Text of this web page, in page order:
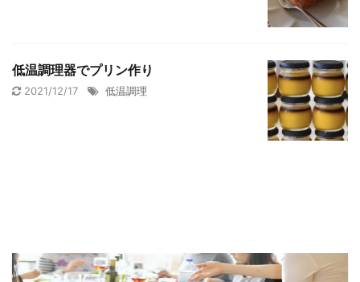
低温調理器でプリン作り
2021/12/17 低温調理